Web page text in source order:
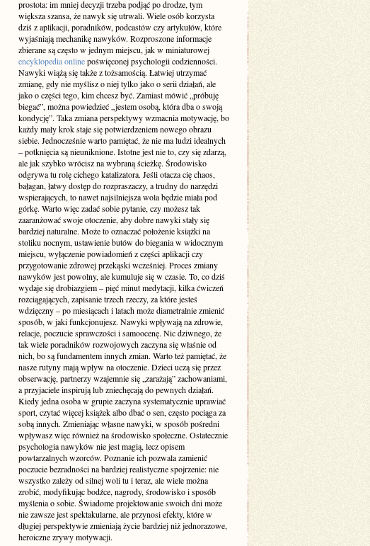
prostota: im mniej decyzji trzeba podjąć po drodze, tym
większa szansa, że nawyk się utrwali. Wiele osób korzysta
dziś z aplikacji, poradników, podcastów czy artykułów, które
wyjaśniają mechanikę nawyków. Rozproszone informacje
zbierane są często w jednym miejscu, jak w miniaturowej
encyklopedia onlinepoświęconej psychologii codzienności.
Nawyki wiążą się także z tożsamością. Łatwiej utrzymać
zmianę, gdy nie myślisz o niej tylko jako o serii działań, ale
jako o części tego, kim chcesz być. Zamiast mówić „próbuję
biegać”, można powiedzieć „jestem osobą, która dba o swoją
kondycję”. Taka zmiana perspektywy wzmacnia motywację, bo
każdy mały krok staje się potwierdzeniem nowego obrazu
siebie. Jednocześnie warto pamiętać, że nie ma ludzi idealnych
– potknięcia są nieuniknione. Istotne jest nie to, czy się zdarzą,
ale jak szybko wrócisz na wybraną ścieżkę. Środowisko
odgrywa tu rolę cichego katalizatora. Jeśli otacza cię chaos,
bałagan, łatwy dostęp do rozpraszaczy, a trudny do narzędzi
wspierających, to nawet najsilniejsza wola będzie miała pod
górkę. Warto więc zadać sobie pytanie, czy możesz tak
zaaranżować swoje otoczenie, aby dobre nawyki stały się
bardziej naturalne. Może to oznaczać położenie książki na
stoliku nocnym, ustawienie butów do biegania w widocznym
miejscu, wyłączenie powiadomień z części aplikacji czy
przygotowanie zdrowej przekąski wcześniej. Proces zmiany
nawyków jest powolny, ale kumuluje się w czasie. To, co dziś
wydaje się drobiazgiem – pięć minut medytacji, kilka ćwiczeń
rozciągających, zapisanie trzech rzeczy, za które jesteś
wdzięczny – po miesiącach i latach może diametralnie zmienić
sposób, w jaki funkcjonujesz. Nawyki wpływają na zdrowie,
relacje, poczucie sprawczości i samoocenę. Nic dziwnego, że
tak wiele poradników rozwojowych zaczyna się właśnie od
nich, bo są fundamentem innych zmian. Warto też pamiętać, że
nasze rutyny mają wpływ na otoczenie. Dzieci uczą się przez
obserwację, partnerzy wzajemnie się „zarażają” zachowaniami,
a przyjaciele inspirują lub zniechęcają do pewnych działań.
Kiedy jedna osoba w grupie zaczyna systematycznie uprawiać
sport, czytać więcej książek albo dbać o sen, często pociąga za
sobą innych. Zmieniając własne nawyki, w sposób pośredni
wpływasz więc również na środowisko społeczne. Ostatecznie
psychologia nawyków nie jest magią, lecz opisem
powtarzalnych wzorców. Poznanie ich pozwala zamienić
poczucie bezradności na bardziej realistyczne spojrzenie: nie
wszystko zależy od silnej woli tu i teraz, ale wiele można
zrobić, modyfikując bodźce, nagrody, środowisko i sposób
myślenia o sobie. Świadome projektowanie swoich dni może
nie zawsze jest spektakularne, ale przynosi efekty, które w
długiej perspektywie zmieniają życie bardziej niż jednorazowe,
heroiczne zrywy motywacji.